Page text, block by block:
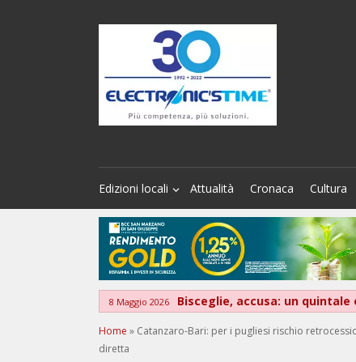
Edizioni locali Attualità Cronaca Cultura
8 Maggio 2026 Bisceglie, accusa: un
Home » Catanzaro-Bari: per i pugliesi rischio
diretta